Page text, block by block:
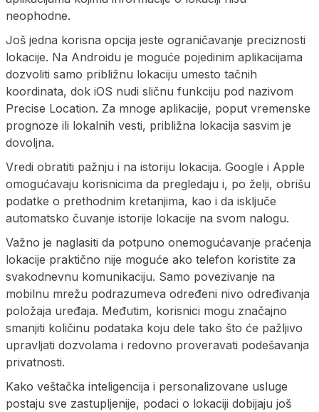
neophodne.
Još jedna korisna opcija jeste ograničavanje preciznosti
lokacije. Na Androidu je moguće pojedinim aplikacijama
dozvoliti samo približnu lokaciju umesto tačnih
koordinata, dok iOS nudi sličnu funkciju pod nazivom
Precise Location. Za mnoge aplikacije, poput vremenske
prognoze ili lokalnih vesti, približna lokacija sasvim je
dovoljna.
Vredi obratiti pažnju i na istoriju lokacija. Google i Apple
omogućavaju korisnicima da pregledaju i, po želji, obrišu
podatke o prethodnim kretanjima, kao i da isključe
automatsko čuvanje istorije lokacije na svom nalogu.
Važno je naglasiti da potpuno onemogućavanje praćenja
lokacije praktično nije moguće ako telefon koristite za
svakodnevnu komunikaciju. Samo povezivanje na
mobilnu mrežu podrazumeva određeni nivo određivanja
položaja uređaja. Međutim, korisnici mogu značajno
smanjiti količinu podataka koju dele tako što će pažljivo
upravljati dozvolama i redovno proveravati podešavanja
privatnosti.
Kako veštačka inteligencija i personalizovane usluge
postaju sve zastupljenije, podaci o lokaciji dobijaju još